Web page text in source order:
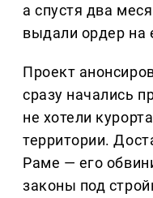
а спустя два
выдали ордер на
Проект
сразу начались
не хотели
территории.
Раме — его
законы под